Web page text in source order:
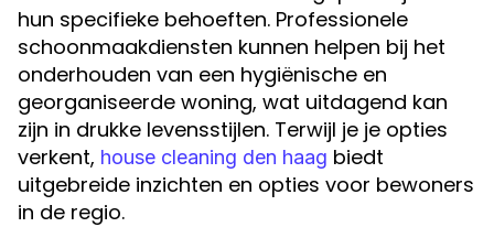
hun specifieke behoeften. Professionele
schoonmaakdiensten kunnen helpen bij het
onderhouden van een hygiënische en
georganiseerde woning, wat uitdagend kan
zijn in drukke levensstijlen. Terwijl je je opties
verkent, house cleaning den haag biedt
uitgebreide inzichten en opties voor bewoners
in de regio.